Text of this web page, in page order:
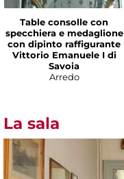
Table consolle con
specchiera e medaglione
con dipinto raffigurante
Vittorio Emanuele I di
Savoia
Arredo
La sala